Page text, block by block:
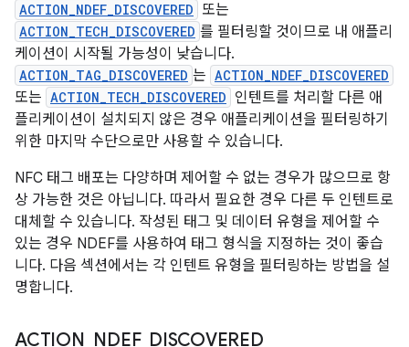
ACTION_NDEF_DISCOVERED 또는
ACTION_TECH_DISCOVERED 를 필터링할 것이므로 내 애플리
케이션이 시작될 가능성이 낮습니다.
ACTION_TAG_DISCOVERED 는 ACTION_NDEF_DISCOVERED
또는 ACTION_TECH_DISCOVERED 인텐트를 처리할 다른 애
플리케이션이 설치되지 않은 경우 애플리케이션을 필터링하기
위한 마지막 수단으로만 사용할 수 있습니다.
NFC 태그 배포는 다양하며 제어할 수 없는 경우가 많으므로 항
상 가능한 것은 아닙니다. 따라서 필요한 경우 다른 두 인텐트로
대체할 수 있습니다. 작성된 태그 및 데이터 유형을 제어할 수
있는 경우 NDEF를 사용하여 태그 형식을 지정하는 것이 좋습
니다. 다음 섹션에서는 각 인텐트 유형을 필터링하는 방법을 설
명합니다.
ACTION NDEF_ DISCOVERED